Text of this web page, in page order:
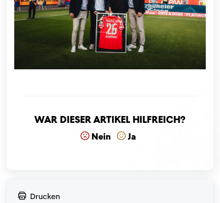
War dieser Artikel hilfreich?
Nein Ja
Drucken